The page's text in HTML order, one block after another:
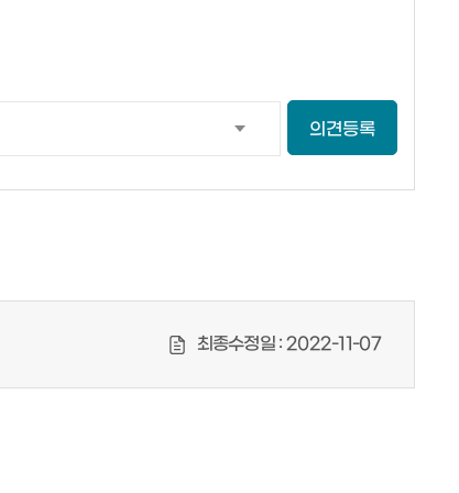
의견등록
최종수정일 : 2022-11-07